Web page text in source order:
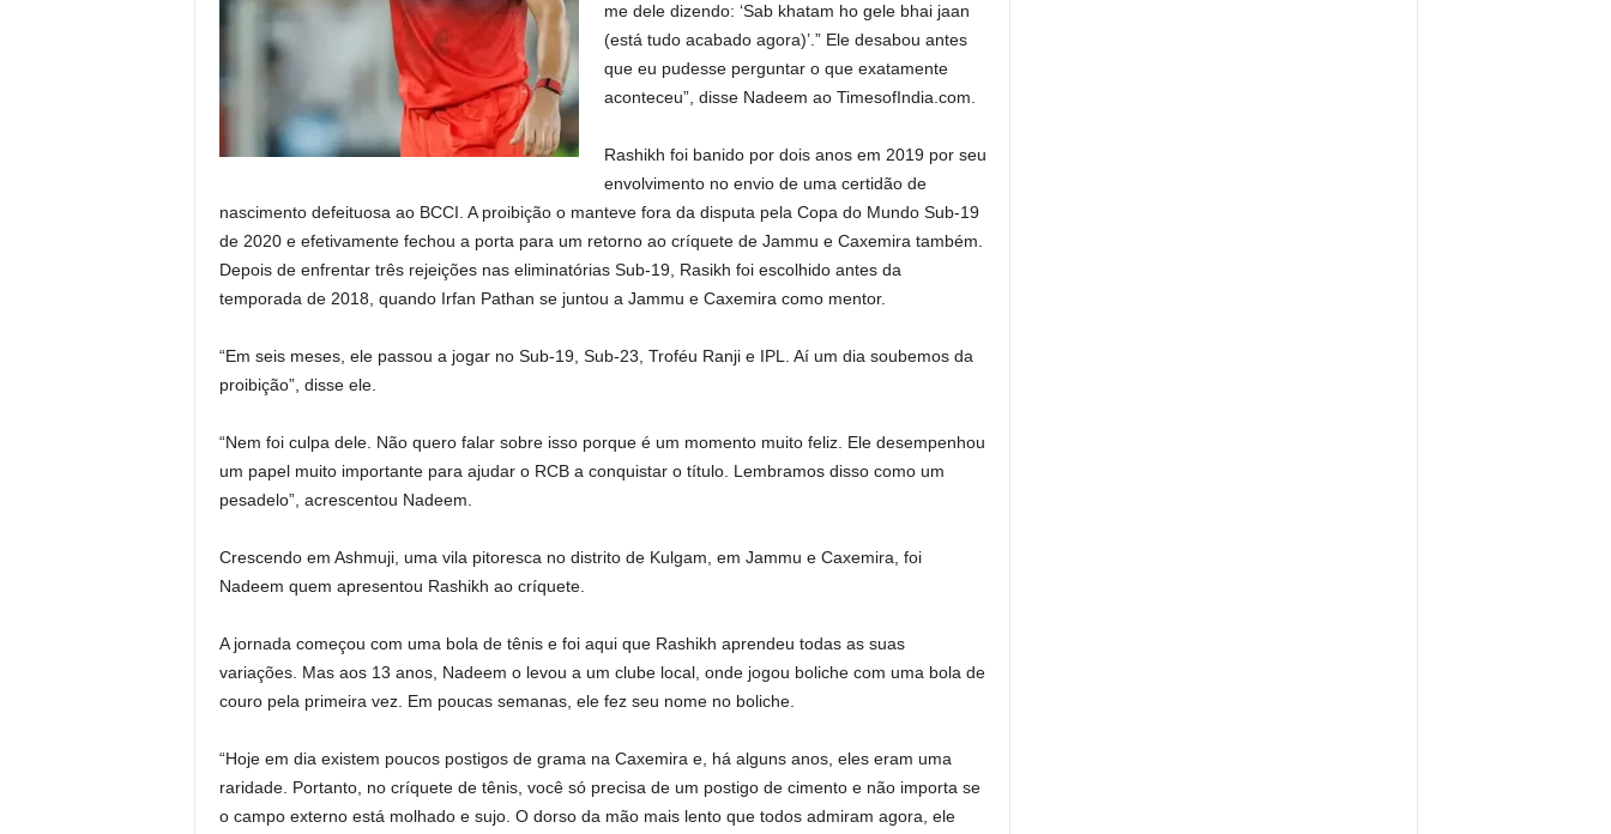
me dele dizendo: ‘Sab khatam ho gele bhai jaan
(está tudo acabado agora)’.” Ele desabou antes
que eu pudesse perguntar o que exatamente
aconteceu”, disse Nadeem ao TimesofIndia.com.
Rashikh foi banido por dois anos em 2019 por seu
envolvimento no envio de uma certidão de
nascimento defeituosa ao BCCI. A proibição o manteve fora da disputa pela Copa do Mundo Sub-19
de 2020 e efetivamente fechou a porta para um retorno ao críquete de Jammu e Caxemira também.
Depois de enfrentar três rejeições nas eliminatórias Sub-19, Rasikh foi escolhido antes da
temporada de 2018, quando Irfan Pathan se juntou a Jammu e Caxemira como mentor.
“Em seis meses, ele passou a jogar no Sub-19, Sub-23, Troféu Ranji e IPL. Aí um dia soubemos da
proibição”, disse ele.
“Nem foi culpa dele. Não quero falar sobre isso porque é um momento muito feliz. Ele desempenhou
um papel muito importante para ajudar o RCB a conquistar o título. Lembramos disso como um
pesadelo”, acrescentou Nadeem.
Crescendo em Ashmuji, uma vila pitoresca no distrito de Kulgam, em Jammu e Caxemira, foi
Nadeem quem apresentou Rashikh ao críquete.
A jornada começou com uma bola de tênis e foi aqui que Rashikh aprendeu todas as suas
variações. Mas aos 13 anos, Nadeem o levou a um clube local, onde jogou boliche com uma bola de
couro pela primeira vez. Em poucas semanas, ele fez seu nome no boliche.
“Hoje em dia existem poucos postigos de grama na Caxemira e, há alguns anos, eles eram uma
raridade. Portanto, no críquete de tênis, você só precisa de um postigo de cimento e não importa se
o campo externo está molhado e sujo. O dorso da mão mais lento que todos admiram agora, ele